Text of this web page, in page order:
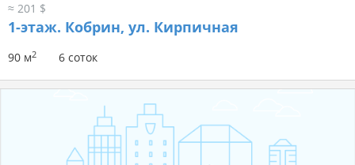
≈ 201 $
1-этаж. Кобрин, ул. Кирпичная
90 м2 6 соток